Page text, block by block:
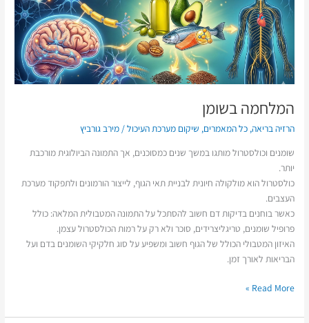
המלחמה בשומן
הרזיה בריאה,כל המאמרים, שיקום מערכת העיכול/מירב גורביץ
שומנים וכולסטרול מותגו במשך שנים כמסוכנים, אך התמונה הביולוגית מורכבת
יותר.
כולסטרול הוא מולקולה חיונית לבניית תאי הגוף, לייצור הורמונים ולתפקוד מערכת
העצבים.
כאשר בוחנים בדיקות דם חשוב להסתכל על התמונה המטבולית המלאה: כולל
פרופיל שומנים, טריגליצרידים, סוכר ולא רק על רמות הכולסטרול עצמן.
האיזון המטבולי הכולל של הגוף חשוב ומשפיע על סוג חלקיקי השומנים בדם ועל
הבריאות לאורך זמן.
Read More »